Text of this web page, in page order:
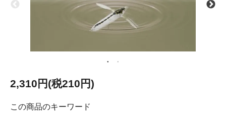
2,310円(税210円)
この商品のキーワード